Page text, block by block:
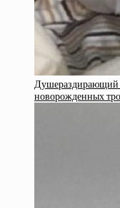
Душераздирающий
новорожденных